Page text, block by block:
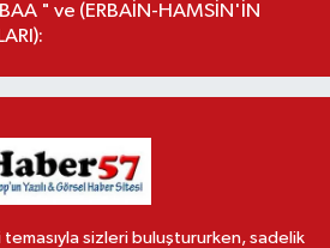
" ve (ERBAİN-HAMSİN'İN
sizleri buluştururken, sadelik